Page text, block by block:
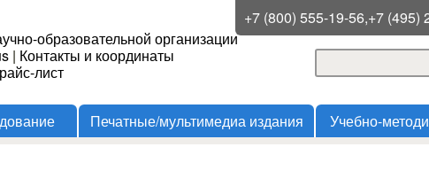
Перейти к основному
содержанию
+7 (800) 555-19-56,+7 (495)
образовательной организации
| Контакты и координаты
лист
Форма
Печатные/мультимедиа издания Учебно-